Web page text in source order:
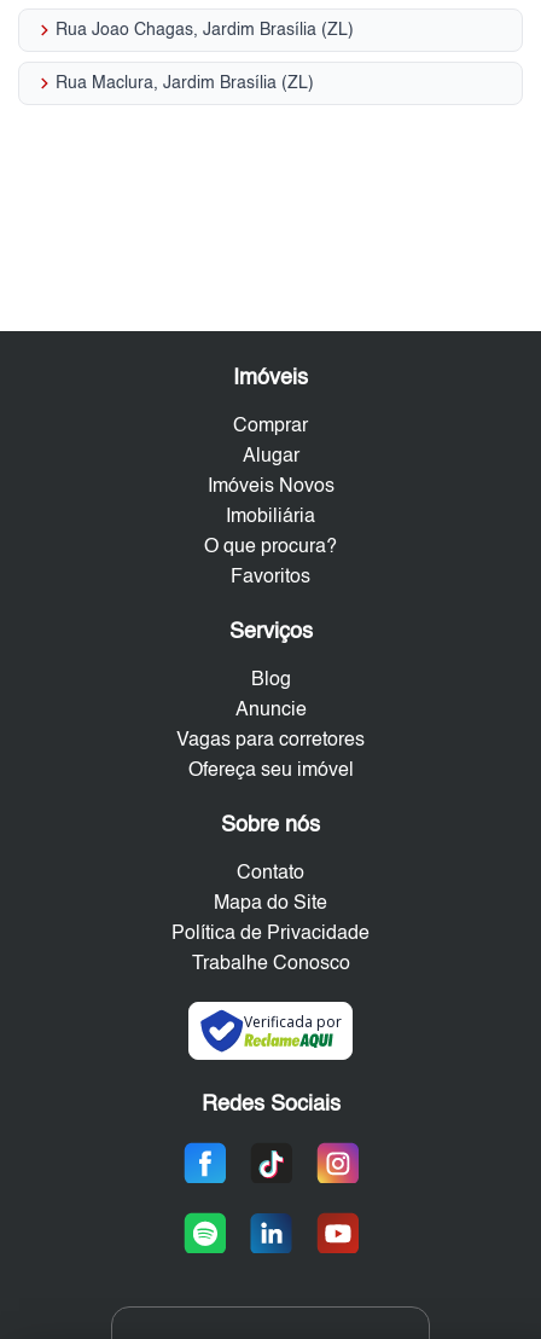
keyboard_arrow_right Rua Joao Chagas, Jardim Brasília (ZL)
keyboard_arrow_right Rua Maclura, Jardim Brasília (ZL)
Imóveis
Comprar
Alugar
Imóveis Novos
Imobiliária
O que procura?
Favoritos
Serviços
Blog
Anuncie
Vagas para corretores
Ofereça seu imóvel
Sobre nós
Contato
Mapa do Site
Política de Privacidade
Trabalhe Conosco
Verificada por
Redes Sociais